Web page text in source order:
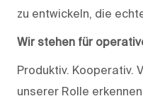
zu entwickeln, die
Wir stehen für
Produktiv. Kooperativ.
unserer Rolle